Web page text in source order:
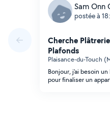
Sam Onn
postée à
Cherche
Plafonds
Plaisance-du-Touch
Bonjour, j'ai besoin
pour finaliser un